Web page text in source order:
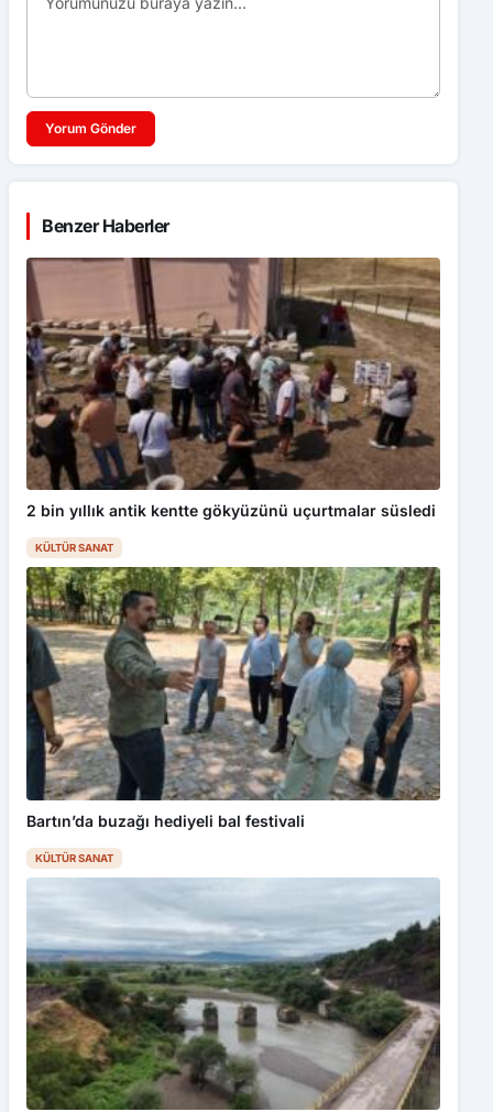
Yorum Gönder
Benzer Haberler
2 bin yıllık antik kentte gökyüzünü uçurtmalar süsledi
KÜLTÜR SANAT
Bartın’da buzağı hediyeli bal festivali
KÜLTÜR SANAT